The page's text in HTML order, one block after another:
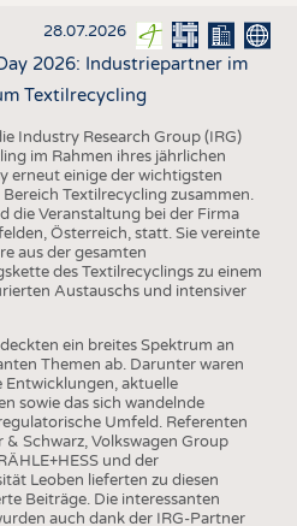
28.07.2026
2026: Industriepartner im
Textilrecycling
Industry Research Group (IRG)
im Rahmen ihres jährlichen
erneut einige der wichtigsten
Textilrecycling zusammen.
die Veranstaltung bei der Firma
Österreich, statt. Sie vereinte
aus der gesamten
des Textilrecyclings zu einem
Austauschs und intensiver
ein breites Spektrum an
Themen ab. Darunter waren
aktuelle
sowie das sich wandelnde
Umfeld. Referenten
Schwarz, Volkswagen Group
und der
Leoben lieferten zu diesen
Beiträge. Die interessanten
auch dank der IRG-Partner